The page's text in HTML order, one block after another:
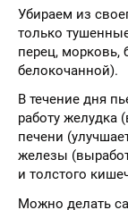
Убираем из
только
перец, морковь,
белокочанной).
В течение дня
работу желудка
печени
железы
и толстого
Можно делать